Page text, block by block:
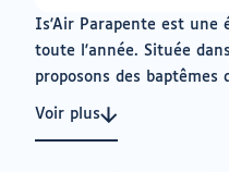
sur
3
Is'Air Parapente est une
toute l'année. Située
proposons des baptêmes
Voir plus